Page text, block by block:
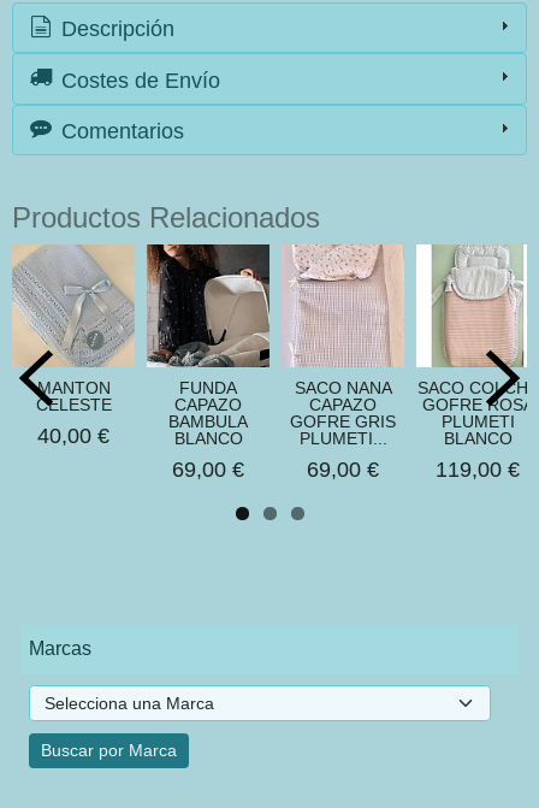
Marcas
Descripción
Costes de Envío
Comentarios
Productos Relacionados
MANTON
CELESTE
40,00 €
FUNDA
CAPAZO
BAMBULA
BLANCO
69,00 €
SACO NANA
CAPAZO
GOFRE GRIS
PLUMETI...
69,00 €
SACO COLCHA
GOFRE ROSA
PLUMETI
BLANCO
119,00 €